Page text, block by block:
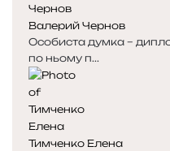
Валерий Чернов
Особиста думка –
по ньому п...
Тимченко Елена